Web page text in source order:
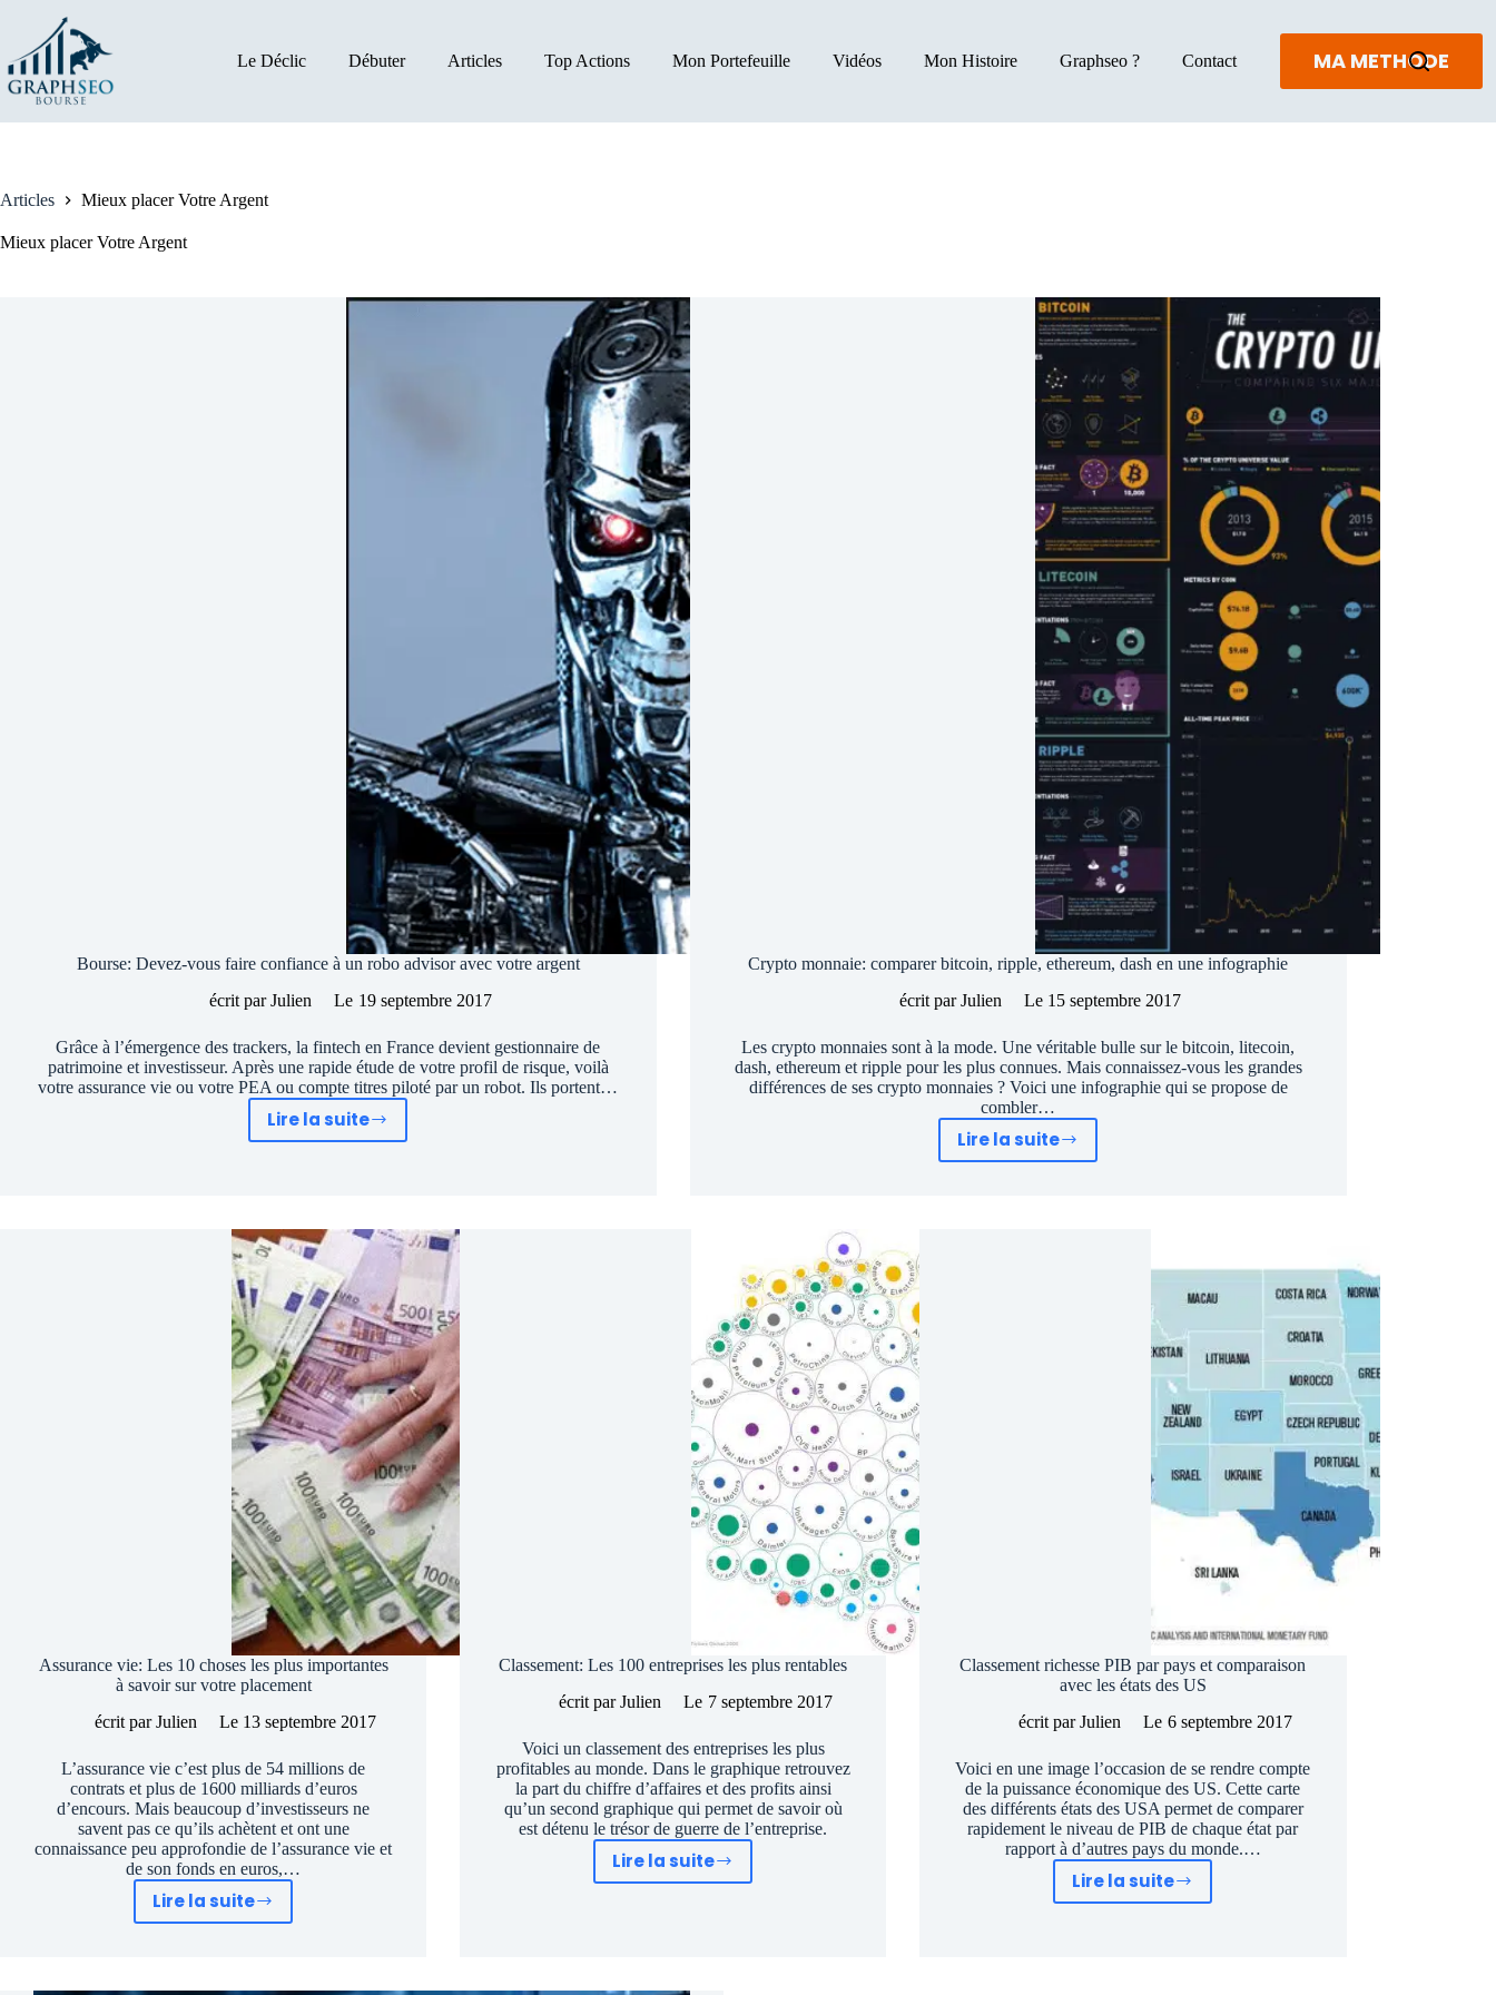
contenu
Le Déclic Débuter Articles Top Actions Mon Portefeuille Vidéos Mon Histoire Graphseo ? Contact MA METHODE
Articles Mieux placer Votre Argent
Mieux placer Votre Argent
Bourse: Devez-vous faire confiance à un robo advisor avec votre argent
écrit par Julien Le 19 septembre 2017
Grâce à l’émergence des trackers, la fintech en France devient gestionnaire de
patrimoine et investisseur. Après une rapide étude de votre profil de risque, voilà
votre assurance vie ou votre PEA ou compte titres piloté par un robot. Ils portent…
Lire la suite
Bourse:
confiance
un
robo
advisor
avec
votre
argent
Crypto monnaie: comparer bitcoin, ripple, ethereum, dash en une infographie
écrit par Julien Le 15 septembre 2017
Les crypto monnaies sont à la mode. Une véritable bulle sur le bitcoin, litecoin,
dash, ethereum et ripple pour les plus connues. Mais connaissez-vous les grandes
différences de ses crypto monnaies ? Voici une infographie qui se propose de
combler…
Lire la suite
Crypto
Assurance vie: Les 10 choses les plus importantes
à savoir sur votre placement
écrit par Julien Le 13 septembre 2017
L’assurance vie c’est plus de 54 millions de
contrats et plus de 1600 milliards d’euros
d’encours. Mais beaucoup d’investisseurs ne
savent pas ce qu’ils achètent et ont une
connaissance peu approfondie de l’assurance vie et
de son fonds en euros,…
Lire la suiteAssurance
10
Classement: Les 100 entreprises les plus rentables
écrit par Julien Le 7 septembre 2017
Voici un classement des entreprises les plus
profitables au monde. Dans le graphique retrouvez
la part du chiffre d’affaires et des profits ainsi
qu’un second graphique qui permet de savoir où
est détenu le trésor de guerre de l’entreprise.
Lire la suiteClassement:
Classement richesse PIB par pays et comparaison
avec les états des US
écrit par Julien Le 6 septembre 2017
Voici en une image l’occasion de se rendre compte
de la puissance économique des US. Cette carte
des différents états des USA permet de comparer
rapidement le niveau de PIB de chaque état par
rapport à d’autres pays du monde.…
Lire la suiteClassement